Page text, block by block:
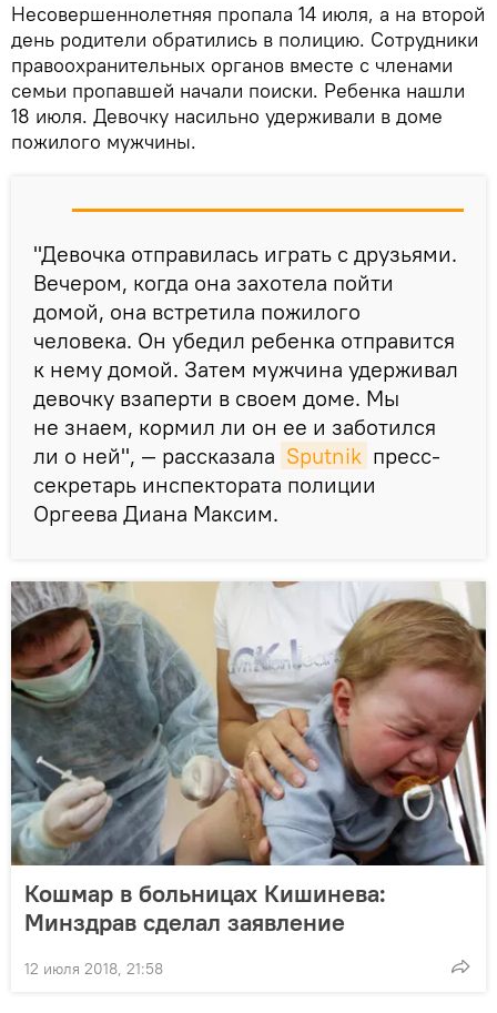
Несовершеннолетняя пропала 14 июля, а на второй
день родители обратились в полицию. Сотрудники
правоохранительных органов вместе с членами
семьи пропавшей начали поиски. Ребенка нашли
18 июля. Девочку насильно удерживали в доме
пожилого мужчины.
"Девочка отправилась играть с друзьями.
Вечером, когда она захотела пойти
домой, она встретила пожилого
человека. Он убедил ребенка отправится
к нему домой. Затем мужчина удерживал
девочку взаперти в своем доме. Мы
не знаем, кормил ли он ее и заботился
ли о ней", — рассказала Sputnik пресс-
секретарь инспектората полиции
Оргеева Диана Максим.
Кошмар в больницах Кишинева:
Минздрав сделал заявление
12 июля 2018, 21:58